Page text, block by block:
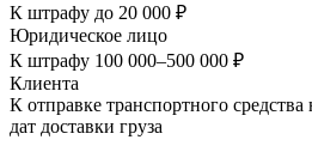
К штрафу до 20 000 ₽
Юридическое лицо
К штрафу 100 000–500 000 ₽
Клиента
К отправке транспортного
дат доставки груза